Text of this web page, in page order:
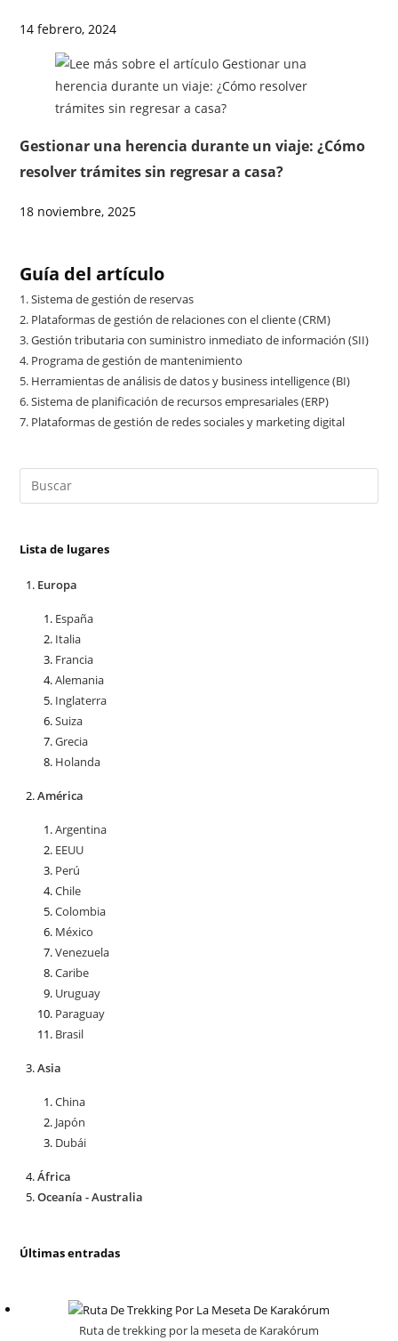
14 febrero, 2024
Gestionar una herencia durante un viaje: ¿Cómo
resolver trámites sin regresar a casa?
18 noviembre, 2025
Guía del artículo
1.Sistema de gestión de reservas
2. Plataformas de gestión de relaciones con el cliente (CRM)
3.Gestión tributaria con suministro inmediato de información (SII)
4. Programa de gestión de mantenimiento
5. Herramientas de análisis de datos y business intelligence (BI)
6.Sistema de planificación de recursos empresariales (ERP)
7. Plataformas de gestión de redes sociales y marketing digital
Lista de lugares
Europa
España
Italia
Francia
Alemania
Inglaterra
Suiza
Grecia
Holanda
América
Argentina
EEUU
Perú
Chile
Colombia
México
Venezuela
Caribe
Uruguay
Paraguay
Brasil
Asia
China
Japón
Dubái
África
Oceanía - Australia
Últimas entradas
Ruta de trekking por la meseta de Karakórum